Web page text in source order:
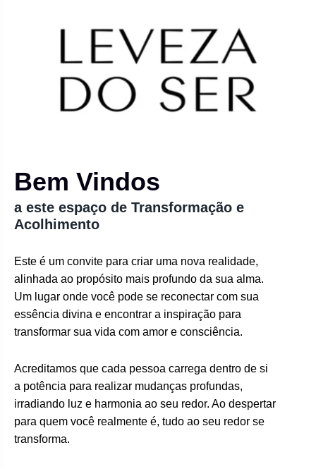
Bem Vindos
a este espaço de Transformação e
Acolhimento
Este é um convite para criar uma nova realidade,
alinhada ao propósito mais profundo da sua alma.
Um lugar onde você pode se reconectar com sua
essência divina e encontrar a inspiração para
transformar sua vida com amor e consciência.
Acreditamos que cada pessoa carrega dentro de si
a potência para realizar mudanças profundas,
irradiando luz e harmonia ao seu redor. Ao despertar
para quem você realmente é, tudo ao seu redor se
transforma.